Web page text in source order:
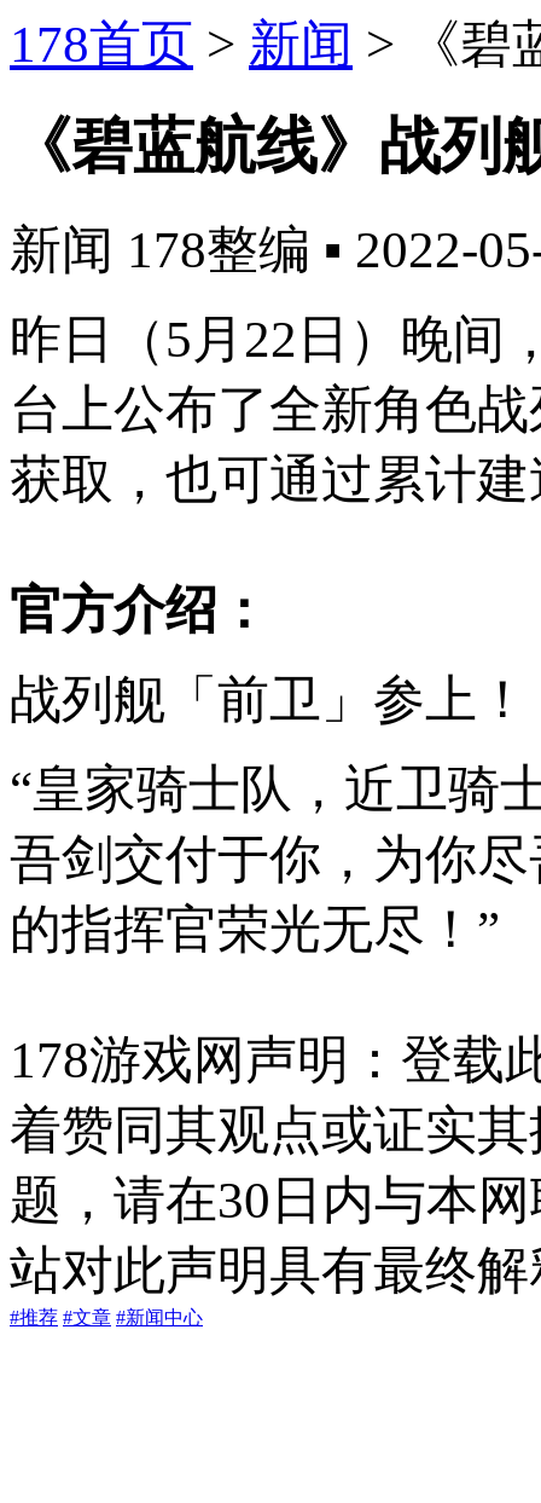
178首页 > 新闻 > 《
《碧蓝航线》战列
新闻 178整编 ▪ 2022-
昨日（5月22日）晚间
台上公布了全新角色
获取，也可通过累计
官方介绍：
战列舰「前卫」参上！
“皇家骑士队，近卫骑
吾剑交付于你，为你
的指挥官荣光无尽！”
178游戏网声明：登载
着赞同其观点或证实
题，请在30日内与本
站对此声明具有最终
#推荐 #文章 #新闻中心